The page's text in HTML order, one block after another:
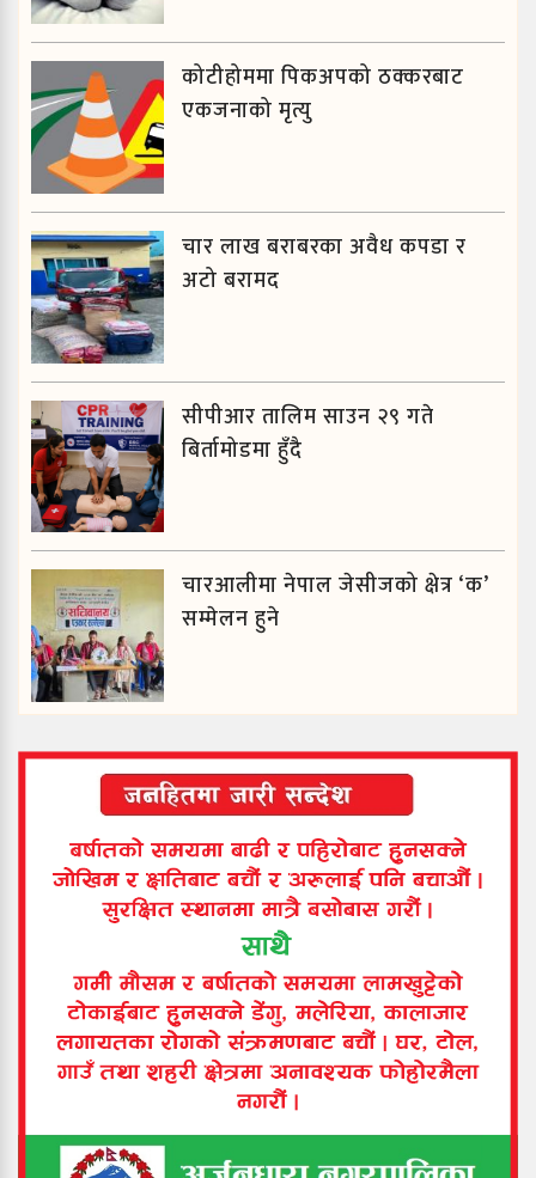
कोटीहोममा पिकअपको ठक्करबाट
एकजनाको मृत्यु
चार लाख बराबरका अवैध कपडा र
अटो बरामद
सीपीआर तालिम साउन २९ गते
बिर्तामोडमा हुँदै
चारआलीमा नेपाल जेसीजको क्षेत्र ‘क’
सम्मेलन हुने